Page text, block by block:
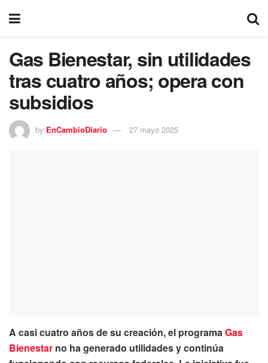
Gas Bienestar, sin utilidades
tras cuatro años; opera con
subsidios
by EnCambioDiario 27 mayo 2025
A casi cuatro años de su creación, el programaGas
Bienestar no ha generado utilidades y continúa